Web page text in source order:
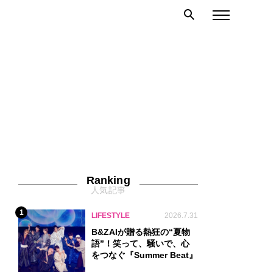
Ranking
人気記事
1 LIFESTYLE 2026.7.31
B&ZAIが贈る熱狂の“夏物
語”！笑って、騒いで、心
をつなぐ『Summer Beat』